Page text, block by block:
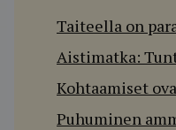
Taiteella on
Aistimatka:
Kohtaamiset
Puhuminen